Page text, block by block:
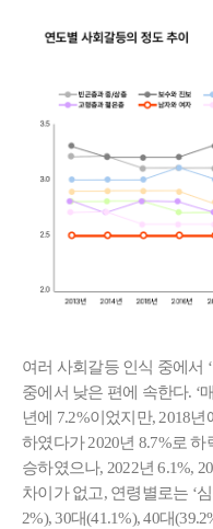
여러 사회갈등 인식 중에서
중에서 낮은 편에 속한다. ‘
년에 7.2%이었지만, 2018년
하였다가 2020년 8.7%로
승하였으나, 2022년 6.1%,
차이가 없고, 연령별로는 ‘
2%), 30대(41.1%), 40대